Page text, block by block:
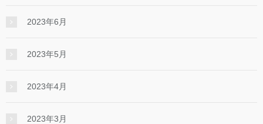
2023年6月
2023年5月
2023年4月
2023年3月